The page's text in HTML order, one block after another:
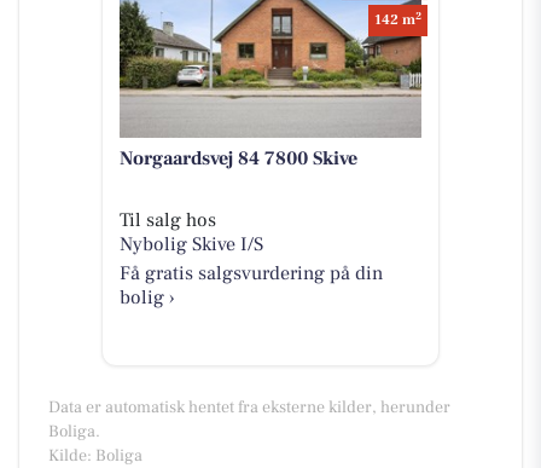
142 m2
Norgaardsvej 84 7800 Skive
Til salg hos
Nybolig Skive I/S
Få gratis salgsvurdering på din
bolig ›
Data er automatisk hentet fra eksterne kilder, herunder
Boliga.
Kilde: Boliga